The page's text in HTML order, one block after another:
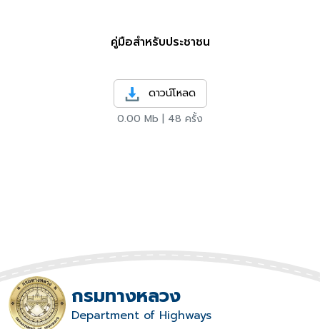
คู่มือสำหรับประชาชน
ดาวน์โหลด
0.00 Mb | 48 ครั้ง
กรมทางหลวง
Department of Highways